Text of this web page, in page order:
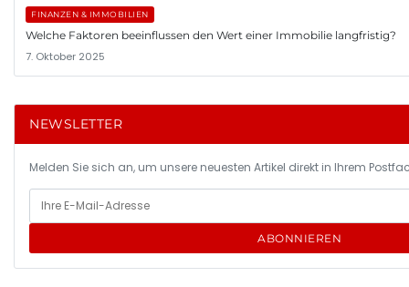
FINANZEN & IMMOBILIEN
Welche Faktoren beeinflussen den Wert einer Immobilie langfristig?
7. Oktober 2025
NEWSLETTER
Melden Sie sich an, um unsere neuesten Artikel direkt in Ihrem
ABONNIEREN